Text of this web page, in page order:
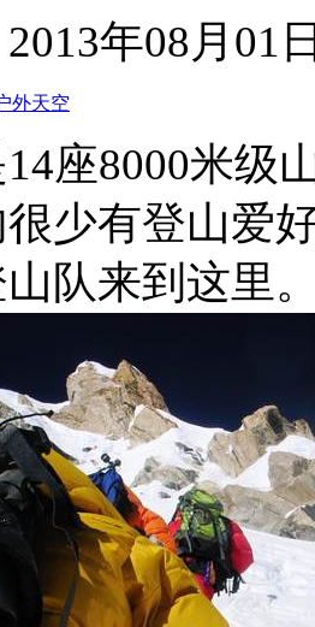
年08月01
外天空
座8000米级
少有登山爱
山队来到这里